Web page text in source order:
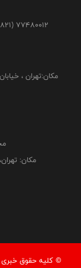
77480012
مکان:تهران ،
مکان:
© کليه حقوق خبری